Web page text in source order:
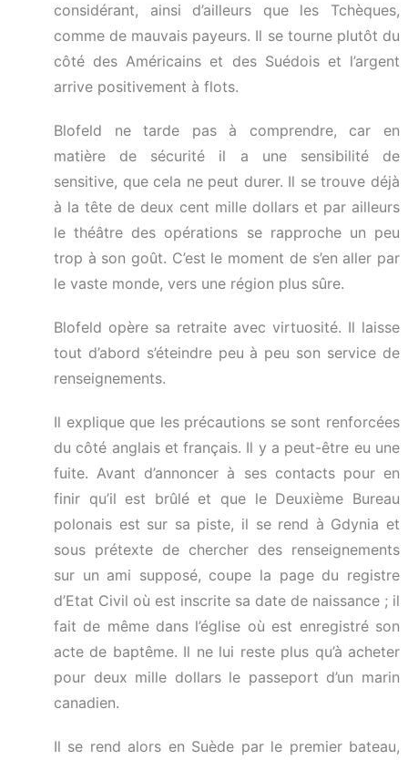
considérant, ainsi d’ailleurs que les Tchèques,
comme de mauvais payeurs. Il se tourne plutôt du
côté des Américains et des Suédois et l’argent
arrive positivement à flots.
Blofeld ne tarde pas à comprendre, car en
matière de sécurité il a une sensibilité de
sensitive, que cela ne peut durer. Il se trouve déjà
à la tête de deux cent mille dollars et par ailleurs
le théâtre des opérations se rapproche un peu
trop à son goût. C’est le moment de s’en aller par
le vaste monde, vers une région plus sûre.
Blofeld opère sa retraite avec virtuosité. Il laisse
tout d’abord s’éteindre peu à peu son service de
renseignements.
Il explique que les précautions se sont renforcées
du côté anglais et français. Il y a peut-être eu une
fuite. Avant d’annoncer à ses contacts pour en
finir qu’il est brûlé et que le Deuxième Bureau
polonais est sur sa piste, il se rend à Gdynia et
sous prétexte de chercher des renseignements
sur un ami supposé, coupe la page du registre
d’Etat Civil où est inscrite sa date de naissance ; il
fait de même dans l’église où est enregistré son
acte de baptême. Il ne lui reste plus qu’à acheter
pour deux mille dollars le passeport d’un marin
canadien.
Il se rend alors en Suède par le premier bateau,